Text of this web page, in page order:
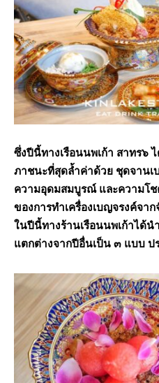
ซึ่งปีนี้ทางเรือนนพเก้า สาทร๖
ภาชนะที่สุดล้ำค่าด้วย ชุดจานเ
ความอุดมสมบูรณ์ และความโ
ของการทำเครื่องเบญจรงค์จา
ในปีนี้ทางร้านเรือนนพเก้าได้
แตกต่างจากปีอื่นเป็น ๓ แบบ ป